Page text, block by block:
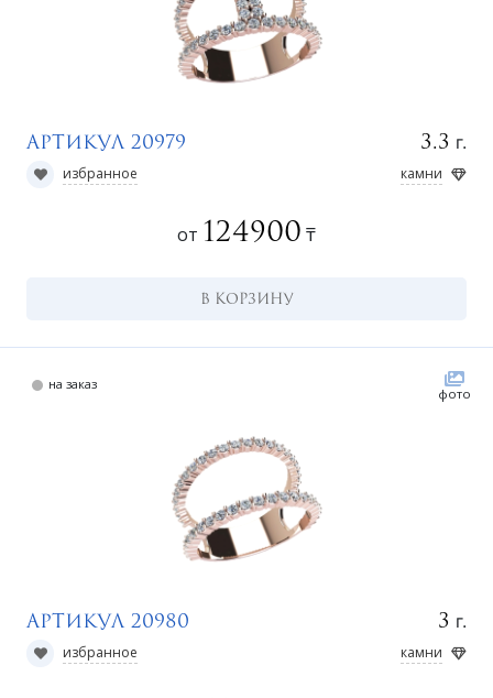
Артикул 20979 3.3 г.
избранное камни
от 124900 ₸
В КОРЗИНУ
на заказ
фото
Артикул 20980 3 г.
избранное камни